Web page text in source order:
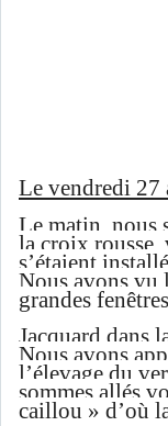
Le vendredi
Le matin, nous
la croix rousse,
s’étaient
Nous avons vu
grandes
Jacquard dans
Nous avons
l’élevage du
sommes allés
caillou » d’où